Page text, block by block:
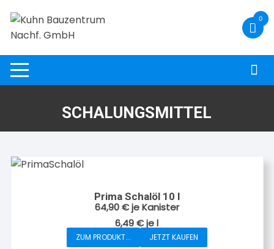
Inhalt
springen
0
SCHALUNGSMITTEL
Prima Schalöl 10 l
64,90€je Kanister
6,49€jel
ZUM PRODUKT... JETZT KAUFEN